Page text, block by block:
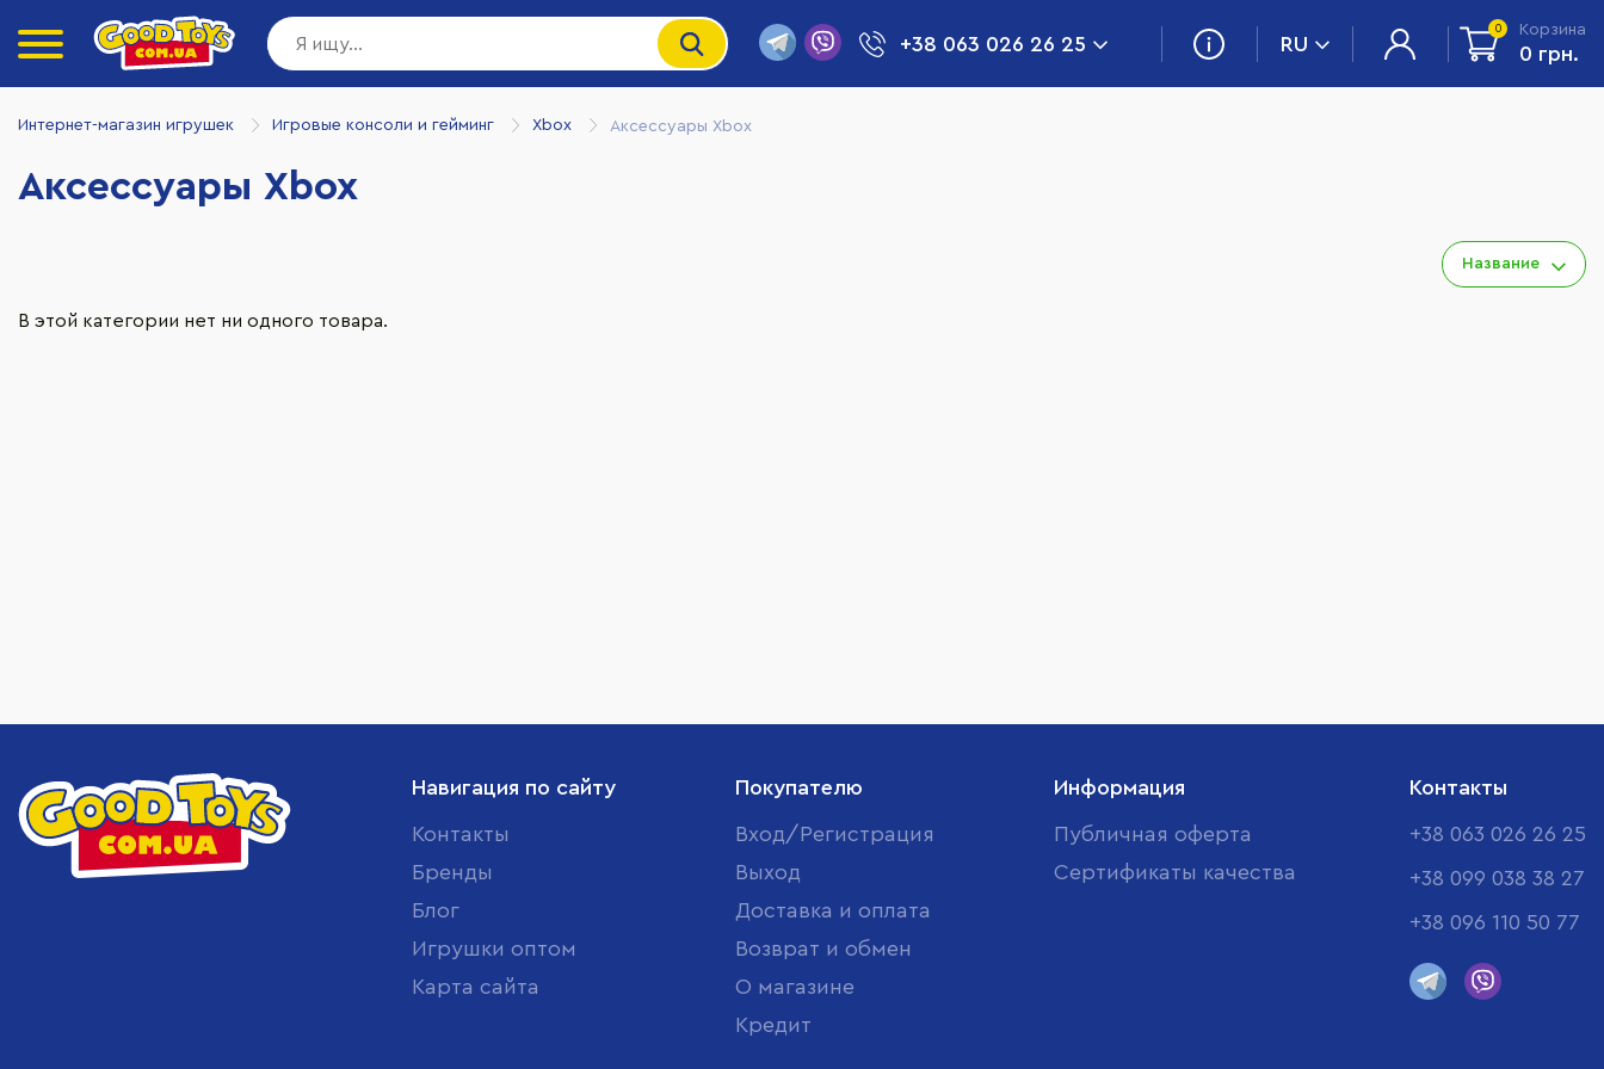
+38 063 026 26 25 RU
0 Корзина
0 грн.
Интернет-магазин игрушек Игровые консоли и гейминг Xbox Аксессуары Xbox
Аксессуары Xbox
Название
В этой категории нет ни одного товара.
Навигация по сайту
Контакты
Бренды
Блог
Игрушки оптом
Карта сайта
Покупателю
Вход/Регистрация
Выход
Доставка и оплата
Возврат и обмен
О магазине
Кредит
Информация
Публичная оферта
Сертификаты качества
Контакты
+38 063 026 26 25
+38 099 038 38 27
+38 096 110 50 77